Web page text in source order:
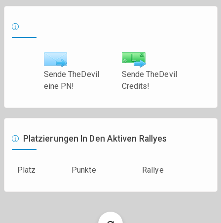
Sende TheDevil
eine PN!
Sende TheDevil
Credits!
Platzierungen In Den Aktiven Rallyes
Platz Punkte Rallye
Load